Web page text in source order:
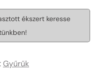
ékszert keresse
Gyűrűk